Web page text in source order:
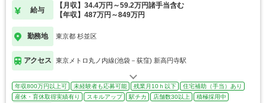
給与
【月収】34.4万円～59.2万円諸手当含む
【年収】487万円～849万円
勤務地 東京都 杉並区
アクセス 東京メトロ丸ノ内線(池袋－荻窪) 新高円寺駅
年収800万円以上可 未経験者も応募可能 残業月10ｈ以下
住宅補助（手当）あり
産休・育休取得実績有り
スキルアップ 駅チカ 店舗数30以上
積極採用中